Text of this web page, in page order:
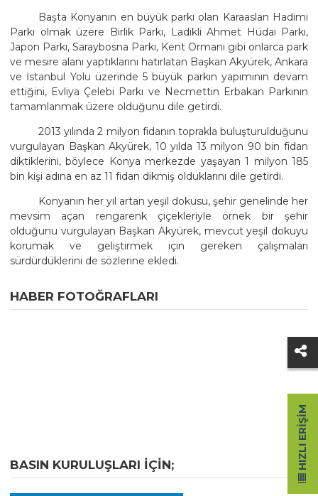
Başta Konyanın en büyük parkı olan Karaaslan Hadimi
Parkı olmak üzere Birlik Parkı, Ladikli Ahmet Hüdai Parkı,
Japon Parkı, Saraybosna Parkı, Kent Ormanı gibi onlarca park
ve mesire alanı yaptıklarını hatırlatan Başkan Akyürek, Ankara
ve İstanbul Yolu üzerinde 5 büyük parkın yapımının devam
ettiğini, Evliya Çelebi Parkı ve Necmettin Erbakan Parkının
tamamlanmak üzere olduğunu dile getirdi.
2013 yılında 2 milyon fidanın toprakla buluşturulduğunu
vurgulayan Başkan Akyürek, 10 yılda 13 milyon 90 bin fidan
diktiklerini, böylece Konya merkezde yaşayan 1 milyon 185
bin kişi adına en az 11 fidan dikmiş olduklarını dile getirdi.
Konyanın her yıl artan yeşil dokusu, şehir genelinde her
mevsim açan rengarenk çiçekleriyle örnek bir şehir
olduğunu vurgulayan Başkan Akyürek, mevcut yeşil dokuyu
korumak ve geliştirmek için gereken çalışmaları
sürdürdüklerini de sözlerine ekledi.
HABER FOTOĞRAFLARI
BASIN KURULUŞLARI IÇIN; HIZLI ERIŞIM